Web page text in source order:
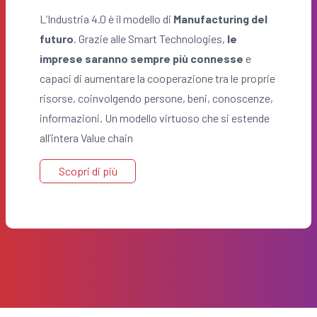
L’Industria 4.0 è il modello di Manufacturing del
futuro. Grazie alle Smart Technologies, le
imprese saranno sempre più connesse e
capaci di aumentare la cooperazione tra le proprie
risorse, coinvolgendo persone, beni, conoscenze,
informazioni. Un modello virtuoso che si estende
all’intera Value chain
Scopri di più